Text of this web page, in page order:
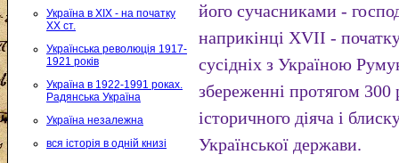
Україна в XIX - на початку
XX ст.
Українська революція 1917-
1921 років
Україна в 1922-1991 роках.
Радянська Україна
Україна незалежна
вся історія в одній книзі
його сучасниками -
наприкінці XVII -
сусідніх з Україною
збереженні протягом 300
історичного діяча і
Української держави.